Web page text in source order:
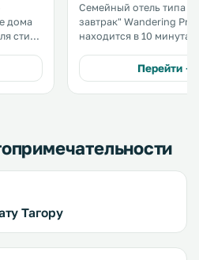
дома
стиля
Семейный отель типа
завтрак" Wandering
находится в 10
города Праги. К услугам гостей
бесплатный Wi-Fi. Завтрак
накрывают в отеле
Перейти →
Тагору